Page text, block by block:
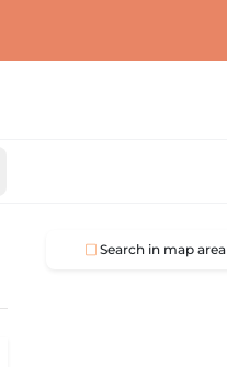
Search in map area